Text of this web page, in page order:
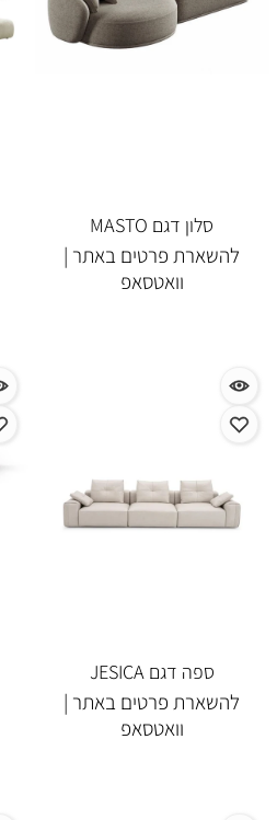
סלון דגם MASTO
להשארת פרטים באתר |
וואטסאפ
ספה דגם JESICA
להשארת פרטים באתר |
וואטסאפ